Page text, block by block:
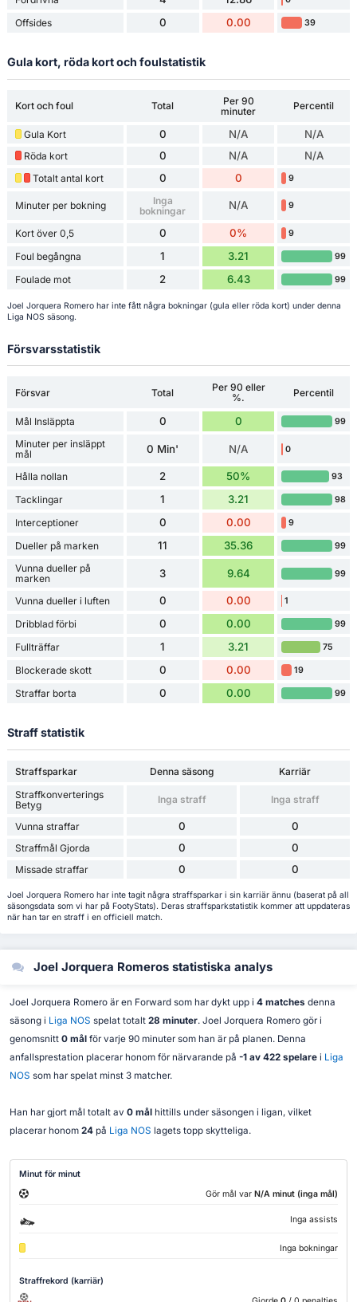
Offsides 0 0.00 39
Gula kort, röda kort och foulstatistik
Kort och foul Total
Per 90
minuter
Percentil
Gula Kort 0 N/A N/A
Röda kort 0 N/A N/A
Totalt antal kort 0 0 9
Minuter per bokning
Inga
bokningar
N/A 9
Kort över 0,5 0 0% 9
Foul begångna 1 3.21 99
Foulade mot 2 6.43 99
Joel Jorquera Romero har inte fått några bokningar (gula eller röda kort) under denna
Liga NOS säsong.
Försvarsstatistik
Försvar Total
Per 90 eller
%.
Percentil
Mål Insläppta 0 0 99
Minuter per insläppt
mål
0 Min' N/A 0
Hålla nollan 2 50% 93
Tacklingar 1 3.21 98
Interceptioner 0 0.00 9
Dueller på marken 11 35.36 99
Vunna dueller på
marken
3 9.64 99
Vunna dueller i luften 0 0.00 1
Dribblad förbi 0 0.00 99
Fullträffar 1 3.21 75
Blockerade skott 0 0.00 19
Straffar borta 0 0.00 99
Straff statistik
Straffsparkar Denna säsong
Karriär
Straffkonverterings
Betyg
Inga straff Inga straff
Vunna straffar 0 0
Straffmål Gjorda 0 0
Missade straffar 0 0
Joel Jorquera Romero har inte tagit några straffsparkar i sin karriär ännu (baserat på all
säsongsdata som vi har på FootyStats). Deras straffsparkstatistik kommer att uppdateras
när han tar en straff i en officiell match.
Joel Jorquera Romeros statistiska analys
Joel Jorquera Romero är en Forward som har dykt upp i 4 matches denna
säsong i Liga NOS spelat totalt 28 minuter. Joel Jorquera Romero gör i
genomsnitt 0 mål för varje 90 minuter som han är på planen. Denna
anfallsprestation placerar honom för närvarande på -1 av 422 spelare i Liga
NOS som har spelat minst 3 matcher.
Han har gjort mål totalt av 0 mål hittills under säsongen i ligan, vilket
placerar honom 24på Liga NOS lagets topp skytteliga.
Minut för minut
Gör mål var N/A minut (inga mål)
Inga assists
Inga bokningar
Straffrekord (karriär)